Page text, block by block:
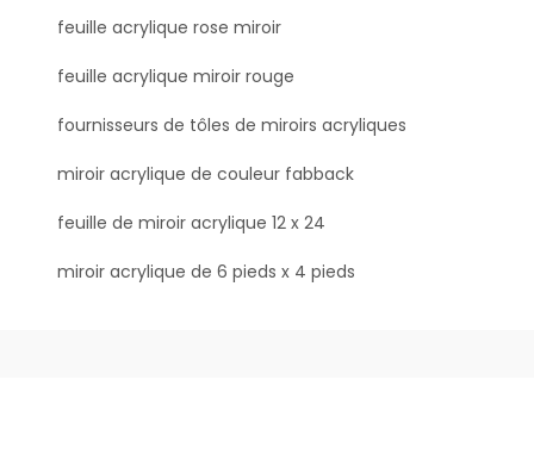
feuille acrylique rose miroir
feuille acrylique miroir rouge
fournisseurs de tôles de miroirs acryliques
miroir acrylique de couleur fabback
feuille de miroir acrylique 12 x 24
miroir acrylique de 6 pieds x 4 pieds